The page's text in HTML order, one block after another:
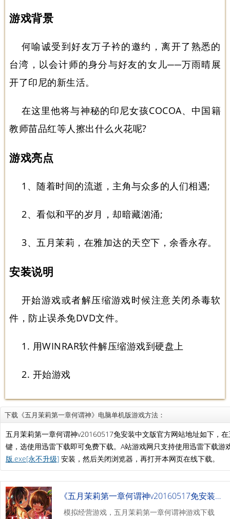
游戏背景
何喻诚受到好友万子衿的邀约，离开了熟悉的
台湾，以会计师的身分与好友的女儿──万雨晴展
开了印尼的新生活。
在这里他将与神秘的印尼女孩COCOA、中国籍
教师苗品红等人擦出什么火花呢?
游戏亮点
1、随着时间的流逝，主角与众多的人们相遇;
2、看似和平的岁月，却暗藏汹涌;
3、五月茉莉，在雅加达的天空下，余香永存。
安装说明
开始游戏或者解压缩游戏时候注意关闭杀毒软
件，防止误杀免DVD文件。
1. 用WINRAR软件解压缩游戏到硬盘上
2. 开始游戏
下载《五月茉莉第一章何谓神》电脑单机版游戏方法：
五月茉莉第一章何谓神v20160517免安装中文版官方网站地址如下，
键，选使用迅雷下载即可免费下载。A站游戏网只支持使用迅雷下载
版.exe[永不升级] 安装，然后关闭浏览器，再打开本网页在线下载。
《五月茉莉第一章何谓神v20160517免安装中文版》
模拟经营游戏，五月茉莉第一章何谓神游戏下载